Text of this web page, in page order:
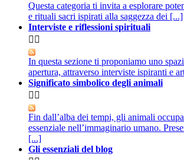
Questa categoria ti invita a esplorare
e rituali sacri ispirati alla saggezza dei [...]
Interviste e riflessioni spirituali
 
In questa sezione ti proponiamo uno
apertura, attraverso interviste ispiranti e
Significato simbolico degli animali
 
Fin dall’alba dei tempi, gli animali
essenziale nell’immaginario umano.
[...]
Gli essenziali del blog